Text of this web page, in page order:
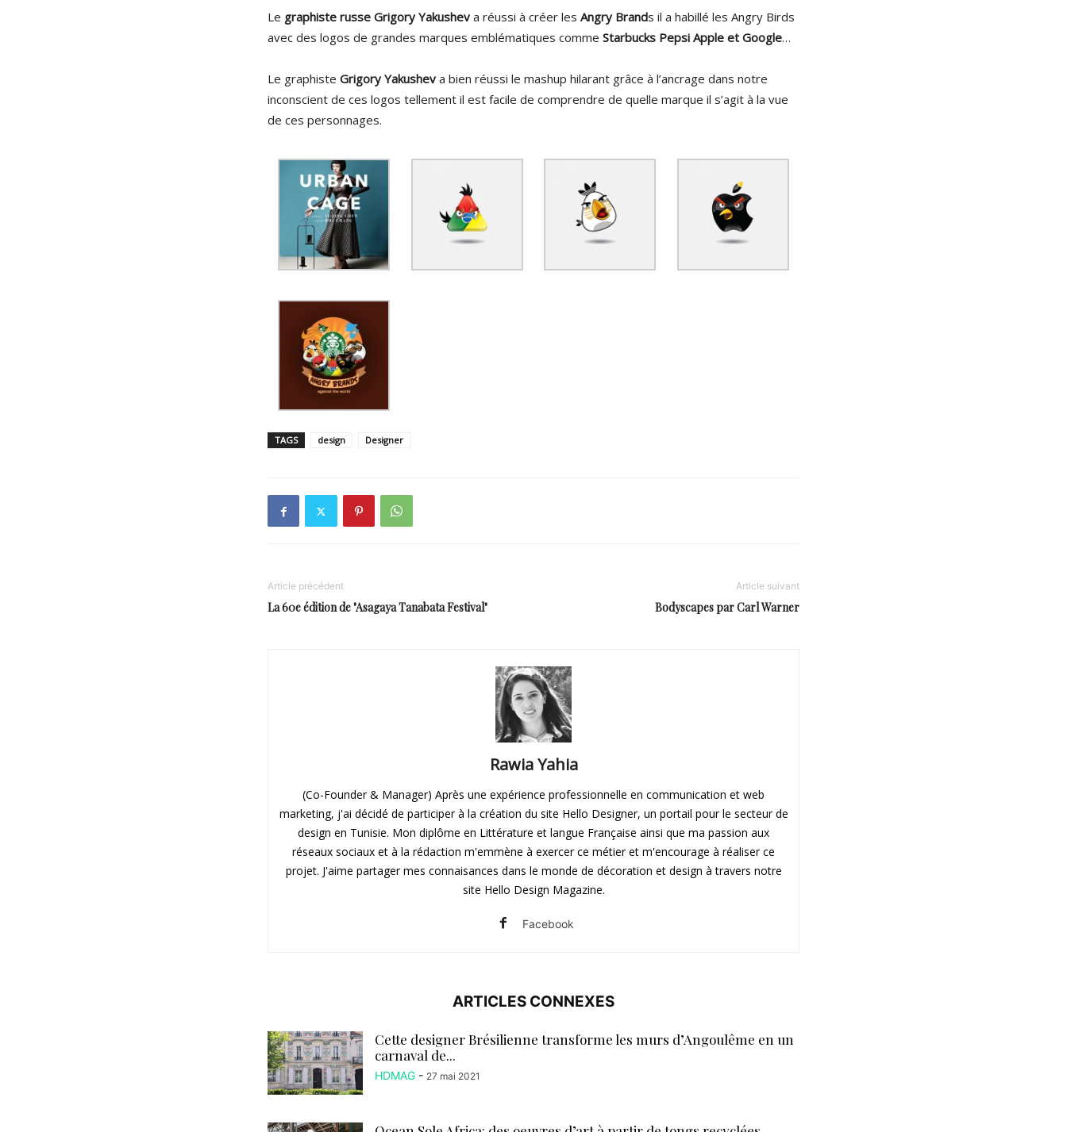
Le graphiste russe Grigory Yakushev a réussi à créer les Angry Brands il a habillé les Angry Birds
avec des logos de grandes marques emblématiques comme Starbucks Pepsi Apple et Google…
Le graphiste Grigory Yakushev a bien réussi le mashup hilarant grâce à l’ancrage dans notre
inconscient de ces logos tellement il est facile de comprendre de quelle marque il s’agit à la vue
de ces personnages.
TAGS design Designer
Article précédent
La 60e édition de "Asagaya Tanabata Festival"
Article suivant
Bodyscapes par Carl Warner
Rawia Yahia
(Co-Founder & Manager) Après une expérience professionnelle en communication et web
marketing, j'ai décidé de participer à la création du site Hello Designer, un portail pour le secteur de
design en Tunisie. Mon diplôme en Littérature et langue Française ainsi que ma passion aux
réseaux sociaux et à la rédaction m'emmène à exercer ce métier et m'encourage à réaliser ce
projet. J'aime partager mes connaisances dans le monde de décoration et design à travers notre
site Hello Design Magazine.
Facebook
ARTICLES CONNEXES
Cette designer Brésilienne transforme les murs d’Angoulême en un
carnaval de...
HDMAG - 27 mai 2021